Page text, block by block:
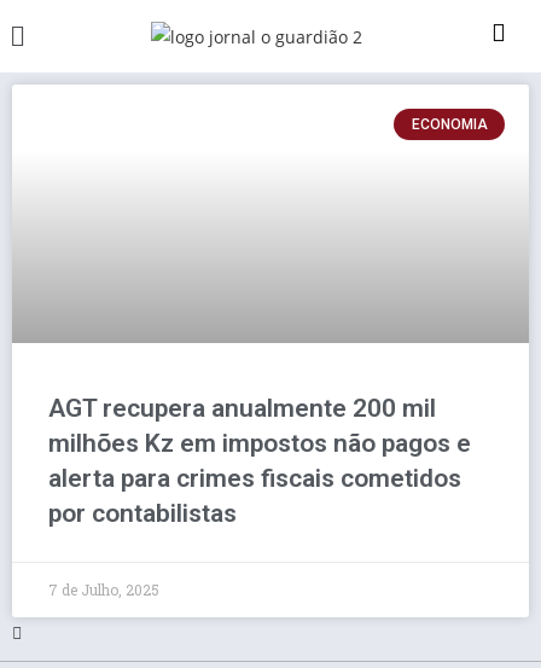
ECONOMIA
AGT recupera anualmente 200 mil
milhões Kz em impostos não pagos e
alerta para crimes fiscais cometidos
por contabilistas
7 de Julho, 2025